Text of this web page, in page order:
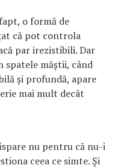
o formă de
că pot controla
par irezistibili. Dar
spatele măștii, când
și profundă, apare
mai mult decât
nu pentru că nu-i
ceea ce simte. Și